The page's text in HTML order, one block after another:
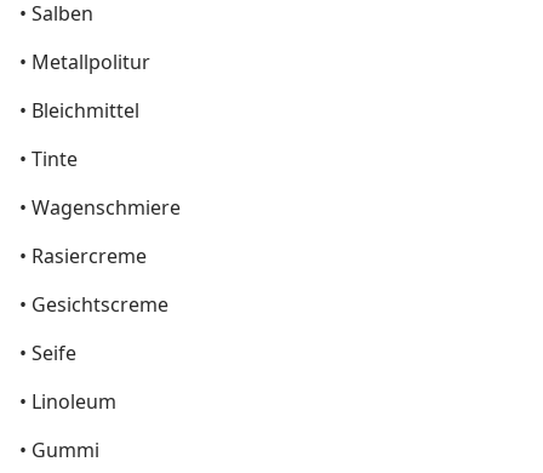
• Salben
• Metallpolitur
• Bleichmittel
• Tinte
• Wagenschmiere
• Rasiercreme
• Gesichtscreme
• Seife
• Linoleum
• Gummi